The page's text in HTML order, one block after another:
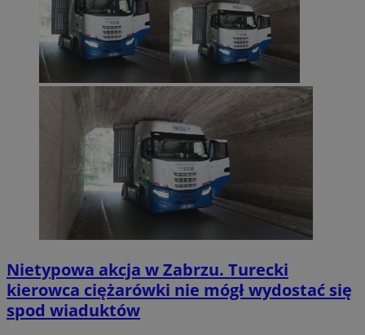
Nietypowa akcja w Zabrzu. Turecki
kierowca ciężarówki nie mógł wydostać się
spod wiaduktów